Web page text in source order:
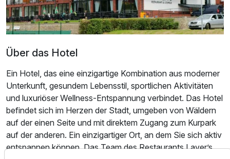
Ausstattung
Für 5 Tage p.P. ab206,00 €
Über das Hotel
Ein Hotel, das eine einzigartige Kombination aus moderner
Unterkunft, gesundem Lebensstil, sportlichen Aktivitäten
und luxuriöser Wellness-Entspannung verbindet. Das Hotel
befindet sich im Herzen der Stadt, umgeben von Wäldern
auf der einen Seite und mit direktem Zugang zum Kurpark
auf der anderen. Ein einzigartiger Ort, an dem Sie sich aktiv
entspannen können. Das Team des Restaurants Laver’s